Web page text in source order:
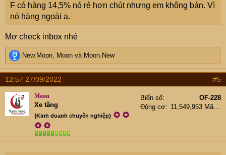
F có hàng 14,5% nó rẻ hơn chút nhưng em không bán. Vì
nó hàng ngoài ạ.
Mợ check inbox nhé
R
e
a
t
i
o
n
New.Moon Moon và Moon.New
12:57 27/09/2022 #5
Moon
Xe tăng
{Kinh doanh chuyên nghiệp} ✪ ✪
✪ ✪
Biển số
OF-228
Động cơ